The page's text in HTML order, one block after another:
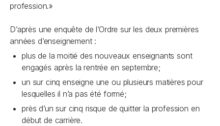
profession.»
D’après une enquête de l’Ordre sur les deux premières
années d’enseignement :
plus de la moitié des nouveaux enseignants sont
engagés après la rentrée en septembre;
un sur cinq enseigne une ou plusieurs matières pour
lesquelles il n’a pas été formé;
près d’un sur cinq risque de quitter la profession en
début de carrière.